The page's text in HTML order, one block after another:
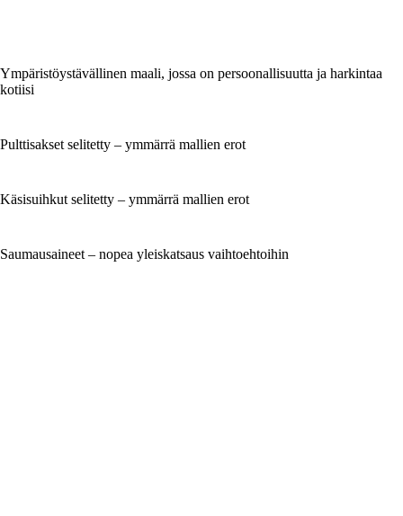
Ympäristöystävällinen maali, jossa on persoonallisuutta ja harkintaa
kotiisi
Pulttisakset selitetty – ymmärrä mallien erot
Käsisuihkut selitetty – ymmärrä mallien erot
Saumausaineet – nopea yleiskatsaus vaihtoehtoihin